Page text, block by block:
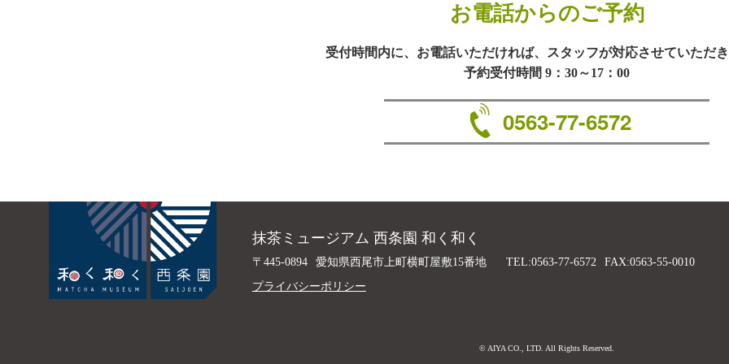
お電話からのご予約
受付時間内に、お電話いただければ、スタッフが対応させていただ
予約受付時間 9：30～17：00
0563-77-6572
抹茶ミュージアム 西条園 和く和く
〒445-0894 愛知県西尾市上町横町屋敷15番地 TEL:0563-77-6572
FAX:0563-55-0010
プライバシーポリシー
© AIYA CO., LTD. All Rights Reserved.